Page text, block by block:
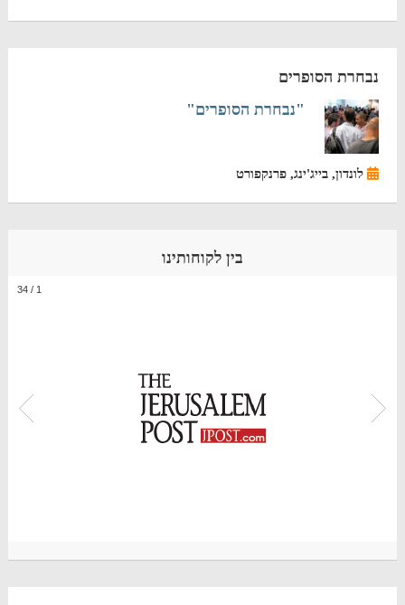
נבחרת הסופרים
"נבחרת הסופרים"
לונדון, בייג'ינג, פרנקפורט
בין לקוחותינו
1
/
34